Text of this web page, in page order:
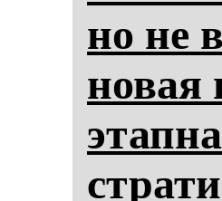
но не
но­вая